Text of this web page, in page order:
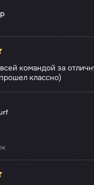
командой за
классно)